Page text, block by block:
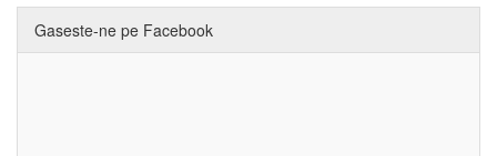
Gaseste-ne pe Facebook